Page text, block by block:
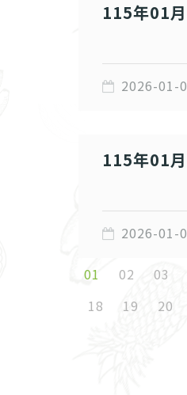
115年01
2026-01-
115年01
2026-01-
01 02 03
18
19 20